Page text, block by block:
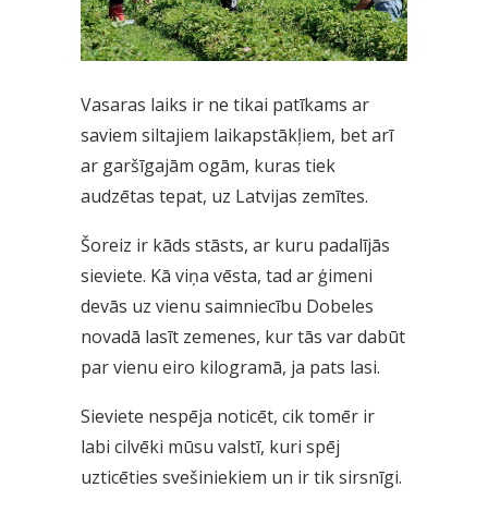
Vasaras laiks ir ne tikai patīkams ar
saviem siltajiem laikapstākļiem, bet arī
ar garšīgajām ogām, kuras tiek
audzētas tepat, uz Latvijas zemītes.
Šoreiz ir kāds stāsts, ar kuru padalījās
sieviete. Kā viņa vēsta, tad ar ģimeni
devās uz vienu saimniecību Dobeles
novadā lasīt zemenes, kur tās var dabūt
par vienu eiro kilogramā, ja pats lasi.
Sieviete nespēja noticēt, cik tomēr ir
labi cilvēki mūsu valstī, kuri spēj
uzticēties svešiniekiem un ir tik sirsnīgi.